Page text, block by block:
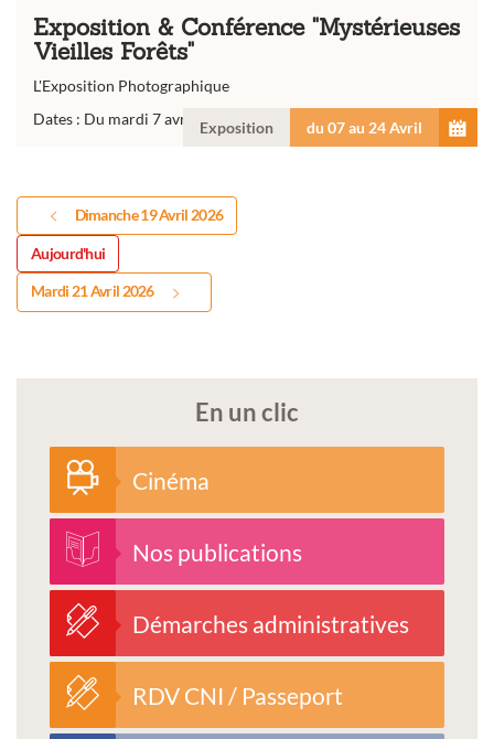
Exposition & Conférence "Mystérieuses
Vieilles Forêts"
L'Exposition Photographique
Dates : Du mardi 7 avril au vendredi 24 avril...
Exposition du 07 au 24 Avril
Dimanche 19 Avril 2026
Aujourd'hui
Mardi 21 Avril 2026
En un clic
Cinéma
Nos publications
Démarches administratives
RDV CNI / Passeport